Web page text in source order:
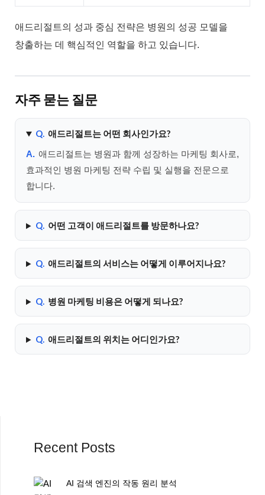
애드리절트의 성과 중심 전략은 병원의 성공 모델을
창출하는 데 핵심적인 역할을 하고 있습니다.
자주 묻는 질문
Q. 애드리절트는 어떤 회사인가요?
A. 애드리절트는 병원과 함께 성장하는 마케팅 회사로,
효과적인 병원 마케팅 전략 수립 및 실행을 전문으로
합니다.
Q. 어떤 고객이 애드리절트를 방문하나요?
Q. 애드리절트의 서비스는 어떻게 이루어지나요?
Q. 병원 마케팅 비용은 어떻게 되나요?
Q. 애드리절트의 위치는 어디인가요?
Recent Posts
AI 검색 엔진의 작동 원리 분석